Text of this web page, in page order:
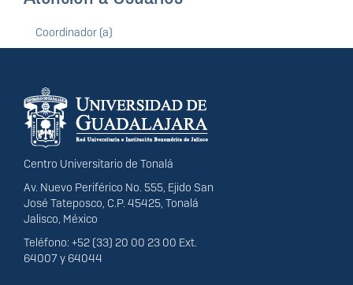
Coordinador (a)
Información del
portal
Centro Universitario de Tonalá
Av. Nuevo Periférico No. 555, Ejido San
José Tateposco, C.P. 45425, Tonalá
Jalisco, México
Teléfono: +52 (33) 20 00 23 00 Ext.
64007 y 64044